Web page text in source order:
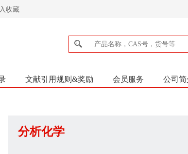
收藏
文献引用规则&奖励 会员服务 公司简
分析化学